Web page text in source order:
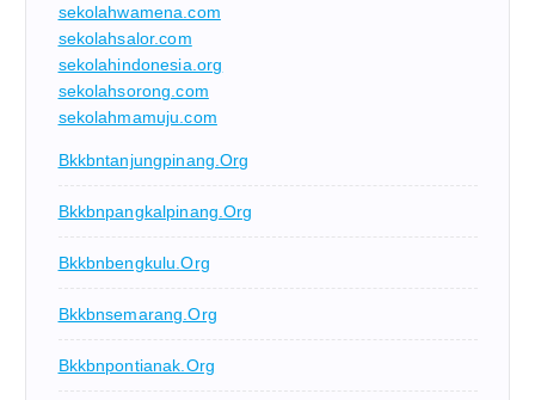
sekolahwamena.com
sekolahsalor.com
sekolahindonesia.org
sekolahsorong.com
sekolahmamuju.com
Bkkbntanjungpinang.org
Bkkbnpangkalpinang.org
Bkkbnbengkulu.org
Bkkbnsemarang.org
Bkkbnpontianak.org